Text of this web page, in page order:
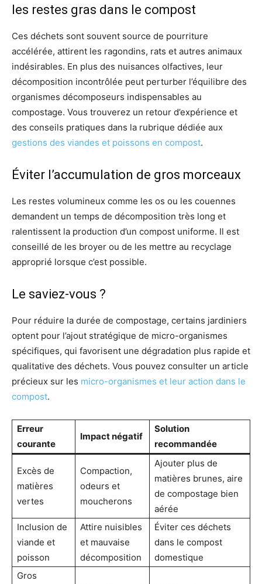
les restes gras dans le compost
Ces déchets sont souvent source de pourriture
accélérée, attirent les ragondins, rats et autres animaux
indésirables. En plus des nuisances olfactives, leur
décomposition incontrôlée peut perturber l’équilibre des
organismes décomposeurs indispensables au
compostage. Vous trouverez un retour d’expérience et
des conseils pratiques dans la rubrique dédiée aux
gestions des viandes et poissons en compost.
Éviter l’accumulation de gros morceaux
Les restes volumineux comme les os ou les couennes
demandent un temps de décomposition très long et
ralentissent la production d’un compost uniforme. Il est
conseillé de les broyer ou de les mettre au recyclage
approprié lorsque c’est possible.
Le saviez-vous ?
Pour réduire la durée de compostage, certains jardiniers
optent pour l’ajout stratégique de micro-organismes
spécifiques, qui favorisent une dégradation plus rapide et
qualitative des déchets. Vous pouvez consulter un article
précieux sur les micro-organismes et leur action dans le
compost.
Erreur
courante
Impact négatif
Solution
recommandée
Excès de
matières
vertes
Compaction,
odeurs et
moucherons
Ajouter plus de
matières brunes, aire
de compostage bien
aérée
Inclusion de
viande et
poisson
Attire nuisibles
et mauvaise
décomposition
Éviter ces déchets
dans le compost
domestique
Gros